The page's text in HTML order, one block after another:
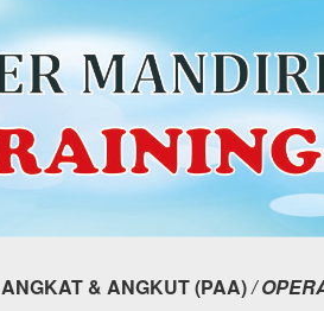
& ANGKUT (PAA)/